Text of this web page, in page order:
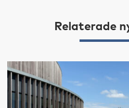
Relaterade